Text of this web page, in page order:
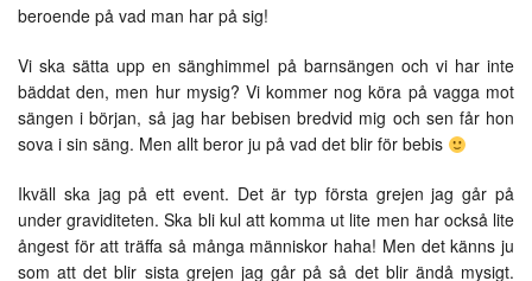
beroende på vad man har på sig!
Vi ska sätta upp en sänghimmel på barnsängen och vi har inte
bäddat den, men hur mysig? Vi kommer nog köra på vagga mot
sängen i början, så jag har bebisen bredvid mig och sen får hon
sova i sin säng. Men allt beror ju på vad det blir för bebis
Ikväll ska jag på ett event. Det är typ första grejen jag går på
under graviditeten. Ska bli kul att komma ut lite men har också lite
ångest för att träffa så många människor haha! Men det känns ju
som att det blir sista grejen jag går på så det blir ändå mysigt.